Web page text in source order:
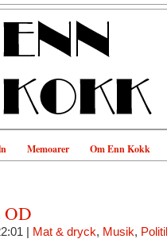
Memoarer Om Enn Kokk
OD
| Mat & dryck, Musik,